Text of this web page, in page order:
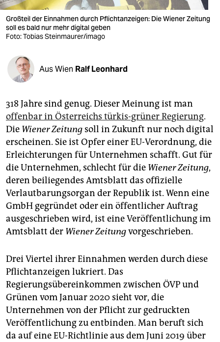
verlag
verlag
shop
fragen & hilfe
unterstützen
abo
genossenschaft
epaper login
Großteil der Einnahmen durch Pflichtanzeigen: Die Wiener Zeitung
soll es bald nur mehr digital geben
Foto: Tobias Steinmaurer/imago
Aus Wien Ralf Leonhard
318 Jahre sind genug. Dieser Meinung ist man
offenbar in Österreichs türkis-grüner Regierung.
Die Wiener Zeitung soll in Zukunft nur noch digital
erscheinen. Sie ist Opfer einer EU-Verordnung, die
Erleichterungen für Unternehmen schafft. Gut für
die Unternehmen, schlecht für die Wiener Zeitung,
deren beiliegendes Amtsblatt das offizielle
Verlautbarungsorgan der Republik ist. Wenn eine
GmbH gegründet oder ein öffentlicher Auftrag
ausgeschrieben wird, ist eine Veröffentlichung im
Amtsblatt der Wiener Zeitungvorgeschrieben.
Drei Viertel ihrer Einnahmen werden durch diese
Pflichtanzeigen lukriert. Das
Regierungsübereinkommen zwischen ÖVP und
Grünen vom Januar 2020 sieht vor, die
Unternehmen von der Pflicht zur gedruckten
Veröffentlichung zu entbinden. Man beruft sich
da auf eine EU-Richtlinie aus dem Juni 2019 über